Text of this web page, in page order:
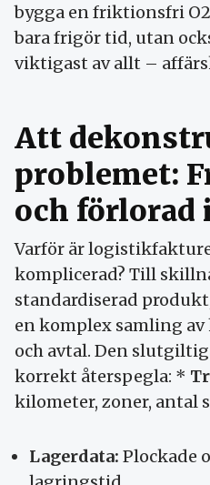
bygga en friktionsfri
bara frigör tid, utan
viktigast av allt –
Att
problemet:
och
Varför är
komplicerad? Till
standardiserad
en komplex samling av
och avtal. Den
korrekt återspegla: *
kilometer, zoner, antal
Lagerdata: Plockade